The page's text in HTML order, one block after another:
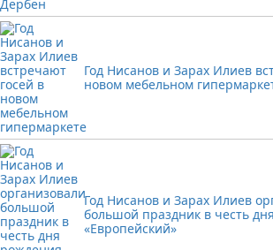
Год Нисанов и Зарах Илиев
новом мебельном
Год Нисанов и Зарах Илиев
большой праздник в честь
«Европейский»